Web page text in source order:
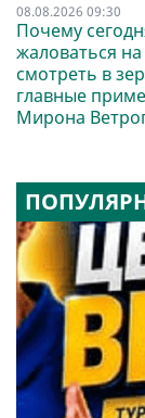
08.08.2026 09:30
Почему
жаловаться на
смотреть в
главные
Мирона